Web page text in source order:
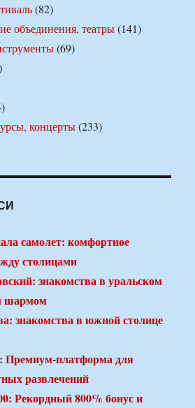
(82)
объединения, театры(141)
(69)
концерты(233)
самолет: комфортное
столицами
знакомства в уральском
шармом
знакомства в южной столице
Премиум-платформа для
развлечений
Рекордный 800% бонус и